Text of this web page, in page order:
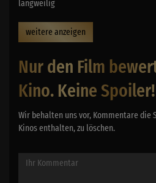
langweilig
weitere anzeigen
Nur den Film
Kino. Keine Spoiler!
Wir behalten uns vor, Kommentare die
Kinos enthalten, zu löschen.